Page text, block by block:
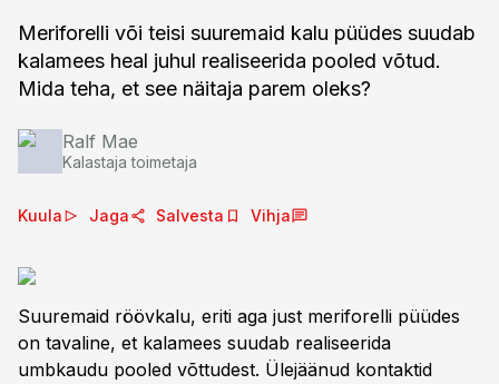
Meriforelli või teisi suuremaid kalu püüdes suudab
kalamees heal juhul realiseerida pooled võtud.
Mida teha, et see näitaja parem oleks?
Ralf Mae
Kalastaja toimetaja
Kuula Jaga Salvesta Vihja
Suuremaid röövkalu, eriti aga just meriforelli püüdes
on tavaline, et kalamees suudab realiseerida
umbkaudu pooled võttudest. Ülejäänud kontaktid